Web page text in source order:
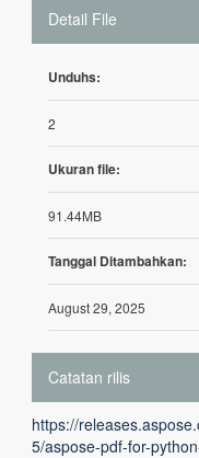
Detail File
Unduhs:
2
Ukuran file:
91.44MB
Tanggal Ditambahkan:
August 29, 2025
Catatan rilis
https://
5/aspose-pdf-for-